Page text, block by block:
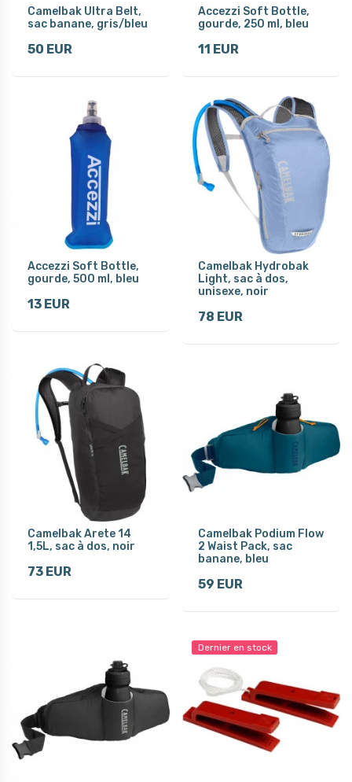
Camelbak Ultra Belt,
sac banane, gris/bleu
50 EUR
Accezzi Soft Bottle,
gourde, 250 ml, bleu
11 EUR
Accezzi Soft Bottle,
gourde, 500 ml, bleu
13 EUR
Camelbak Hydrobak
Light, sac à dos,
unisexe, noir
78 EUR
Camelbak Arete 14
1,5L, sac à dos, noir
73 EUR
Camelbak Podium Flow
2 Waist Pack, sac
banane, bleu
59 EUR
Dernier en stock